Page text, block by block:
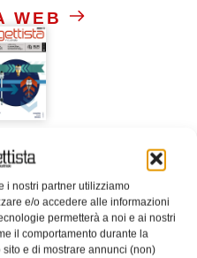
i nostri partner utilizziamo
e/o accedere alle informazioni
permetterà a noi e ai nostri
il comportamento durante la
e di mostrare annunci (non)
WEB